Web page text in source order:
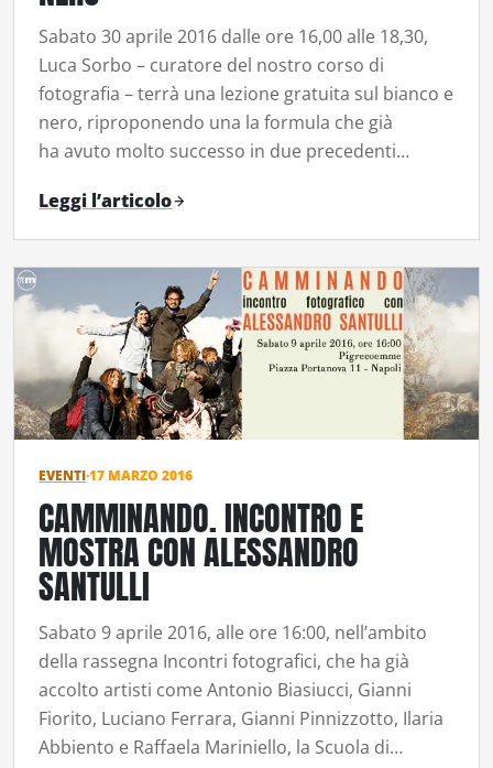
Sabato 30 aprile 2016 dalle ore 16,00 alle 18,30,
Luca Sorbo – curatore del nostro corso di
fotografia – terrà una lezione gratuita sul bianco e
nero, riproponendo una la formula che già
ha avuto molto successo in due precedenti…
Leggi l’articolo
EVENTI·17 MARZO 2016
CAMMINANDO. INCONTRO E
MOSTRA CON ALESSANDRO
SANTULLI
Sabato 9 aprile 2016, alle ore 16:00, nell’ambito
della rassegna Incontri fotografici, che ha già
accolto artisti come Antonio Biasiucci, Gianni
Fiorito, Luciano Ferrara, Gianni Pinnizzotto, Ilaria
Abbiento e Raffaela Mariniello, la Scuola di…